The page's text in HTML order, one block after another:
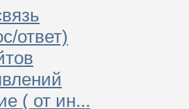
ответ)
( от ин...